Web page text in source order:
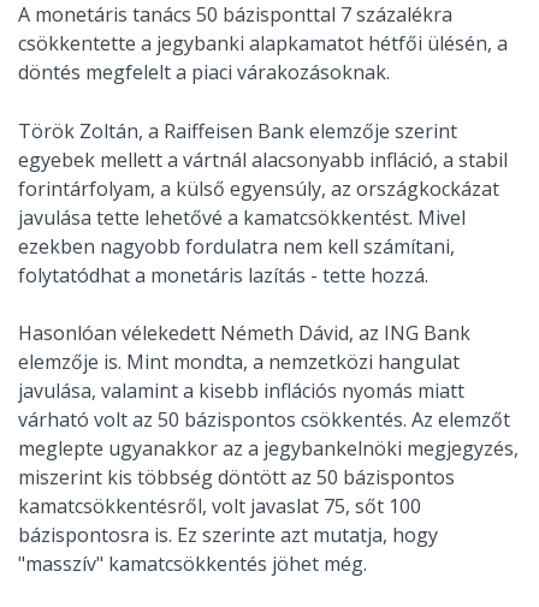
A monetáris tanács 50 bázisponttal 7 százalékra
csökkentette a jegybanki alapkamatot hétfői ülésén, a
döntés megfelelt a piaci várakozásoknak.
Török Zoltán, a Raiffeisen Bank elemzője szerint
egyebek mellett a vártnál alacsonyabb infláció, a stabil
forintárfolyam, a külső egyensúly, az országkockázat
javulása tette lehetővé a kamatcsökkentést. Mivel
ezekben nagyobb fordulatra nem kell számítani,
folytatódhat a monetáris lazítás - tette hozzá.
Hasonlóan vélekedett Németh Dávid, az ING Bank
elemzője is. Mint mondta, a nemzetközi hangulat
javulása, valamint a kisebb inflációs nyomás miatt
várható volt az 50 bázispontos csökkentés. Az elemzőt
meglepte ugyanakkor az a jegybankelnöki megjegyzés,
miszerint kis többség döntött az 50 bázispontos
kamatcsökkentésről, volt javaslat 75, sőt 100
bázispontosra is. Ez szerinte azt mutatja, hogy
"masszív" kamatcsökkentés jöhet még.